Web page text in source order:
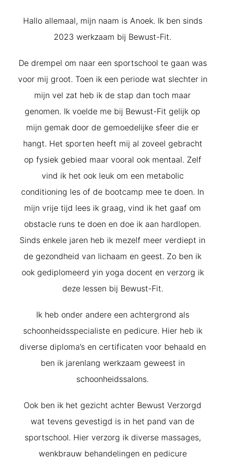
Hallo allemaal, mijn naam is Anoek. Ik ben sinds
2023 werkzaam bij Bewust-Fit.
De drempel om naar een sportschool te gaan was
voor mij groot. Toen ik een periode wat slechter in
mijn vel zat heb ik de stap dan toch maar
genomen. Ik voelde me bij Bewust-Fit gelijk op
mijn gemak door de gemoedelijke sfeer die er
hangt. Het sporten heeft mij al zoveel gebracht
op fysiek gebied maar vooral ook mentaal. Zelf
vind ik het ook leuk om een metabolic
conditioning les of de bootcamp mee te doen. In
mijn vrije tijd lees ik graag, vind ik het gaaf om
obstacle runs te doen en doe ik aan hardlopen.
Sinds enkele jaren heb ik mezelf meer verdiept in
de gezondheid van lichaam en geest. Zo ben ik
ook gediplomeerd yin yoga docent en verzorg ik
deze lessen bij Bewust-Fit.
Ik heb onder andere een achtergrond als
schoonheidsspecialiste en pedicure. Hier heb ik
diverse diploma’s en certificaten voor behaald en
ben ik jarenlang werkzaam geweest in
schoonheidssalons.
Ook ben ik het gezicht achter Bewust Verzorgd
wat tevens gevestigd is in het pand van de
sportschool. Hier verzorg ik diverse massages,
wenkbrauw behandelingen en pedicure